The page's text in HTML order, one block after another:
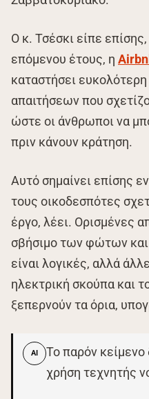
Ο κ. Τσέσκι είπε
επόμενου έτους, η
καταστήσει
απαιτήσεων που
ώστε οι άνθρωποι να
πριν κάνουν κράτηση.
Αυτό σημαίνει επίσης
τους οικοδεσπότες
έργο, λέει. Ορισμένες
σβήσιμο των φώτων
είναι λογικές, αλλά
ηλεκτρική σκούπα και
ξεπερνούν τα όρια,
AI
Το παρόν
χρήση τεχνητής